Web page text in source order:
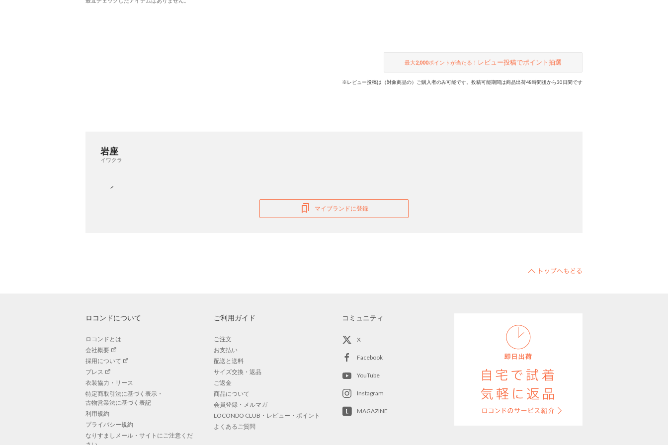
最大2,000ポイントが当たる！ レビュー投稿でポイント抽選
※レビュー投稿は（対象商品の）ご購入者のみ可能です。投稿可能期間は商品出荷48時間後から30日間です
岩座
イワクラ
マイブランドに登録
ロコンドについて
ロコンドとは
会社概要
採用について
プレス
衣装協力・リース
特定商取引法に基づく表示・
古物営業法に基づく表記
利用規約
プライバシー規約
なりすましメール・サイトにご注意くだ
ご利用ガイド
ご注文
お支払い
配送と送料
サイズ交換・返品
ご返金
商品について
会員登録・メルマガ
LOCONDO CLUB・レビュー・ポイント
よくあるご質問
コミュニティ
X
Facebook
YouTube
Instagram
MAGAZINE